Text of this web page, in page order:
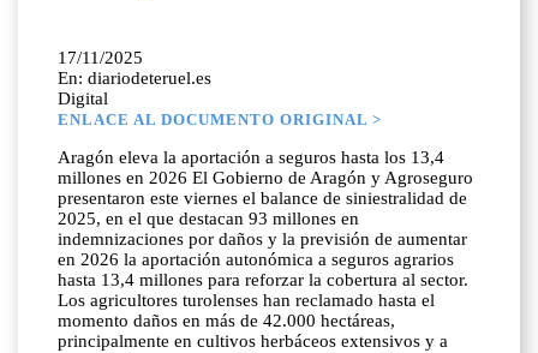
17/11/2025
En: diariodeteruel.es
Digital
ENLACE AL DOCUMENTO ORIGINAL >
Aragón eleva la aportación a seguros hasta los 13,4
millones en 2026 El Gobierno de Aragón y Agroseguro
presentaron este viernes el balance de siniestralidad de
2025, en el que destacan 93 millones en
indemnizaciones por daños y la previsión de aumentar
en 2026 la aportación autonómica a seguros agrarios
hasta 13,4 millones para reforzar la cobertura al sector.
Los agricultores turolenses han reclamado hasta el
momento daños en más de 42.000 hectáreas,
principalmente en cultivos herbáceos extensivos y a